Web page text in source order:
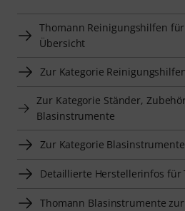
Thomann Reinigungshilfen
Übersicht
Zur Kategorie
Zur Kategorie Ständer,
Blasinstrumente
Zur Kategorie Blasinstrumente
Detaillierte Herstellerinfos für
Thomann Blasinstrumente